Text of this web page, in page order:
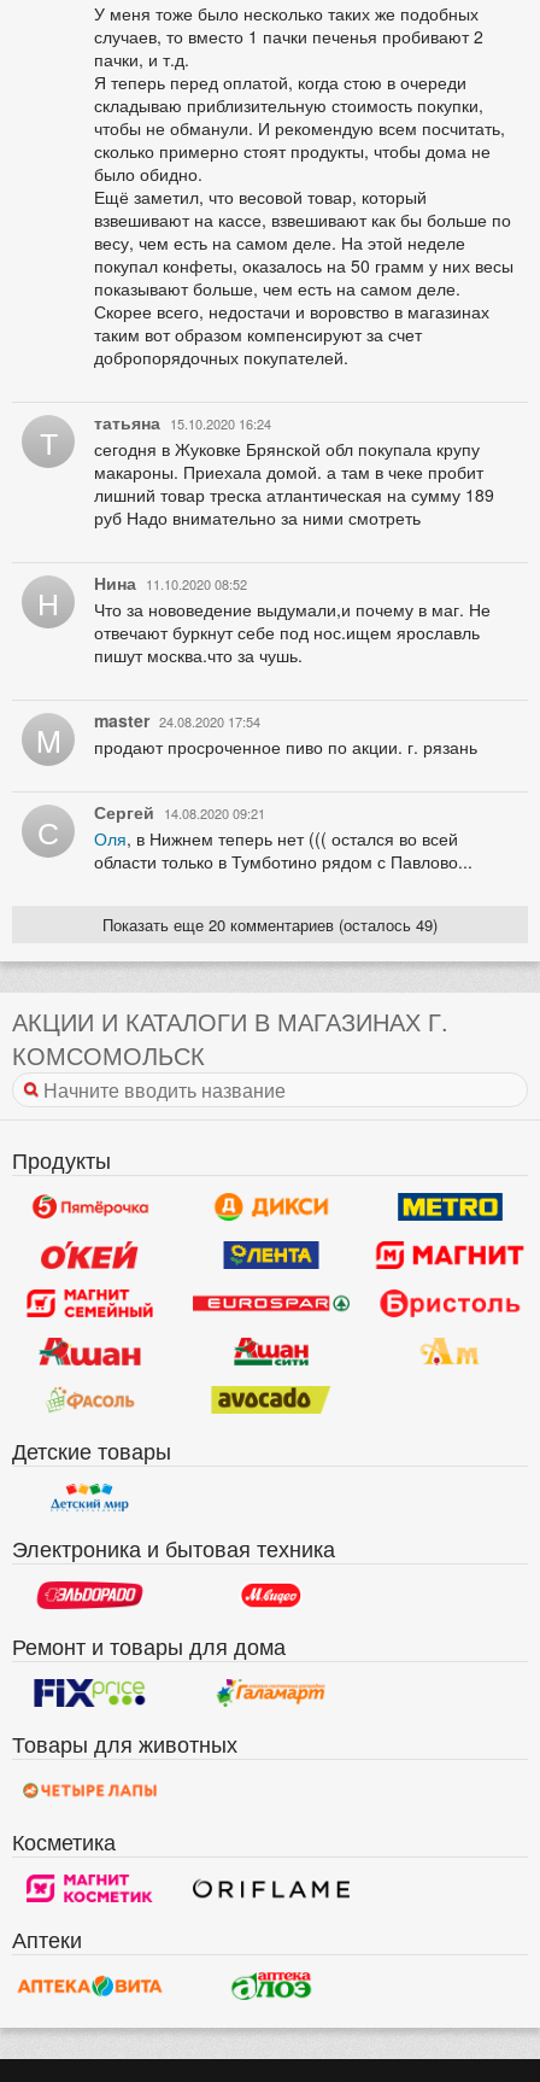
У меня тоже было несколько таких же подобных
случаев, то вместо 1 пачки печенья пробивают 2
пачки, и т.д.
Я теперь перед оплатой, когда стою в очереди
складываю приблизительную стоимость покупки,
чтобы не обманули. И рекомендую всем посчитать,
сколько примерно стоят продукты, чтобы дома не
было обидно.
Ещё заметил, что весовой товар, который
взвешивают на кассе, взвешивают как бы больше по
весу, чем есть на самом деле. На этой неделе
покупал конфеты, оказалось на 50 грамм у них весы
показывают больше, чем есть на самом деле.
Скорее всего, недостачи и воровство в магазинах
таким вот образом компенсируют за счет
добропорядочных покупателей.
Т татьяна 15.10.2020 16:24
сегодня в Жуковке Брянской обл покупала крупу
макароны. Приехала домой. а там в чеке пробит
лишний товар треска атлантическая на сумму 189
руб Надо внимательно за ними смотреть
Н Нина 11.10.2020 08:52
Что за нововедение выдумали,и почему в маг. Не
отвечают буркнут себе под нос.ищем ярославль
пишут москва.что за чушь.
M master 24.08.2020 17:54
продают просроченное пиво по акции. г. рязань
С Сергей 14.08.2020 09:21
Оля, в Нижнем теперь нет ((( остался во всей
области только в Тумботино рядом с Павлово...
Показать еще 20 комментариев (осталось 49)
АКЦИИ И КАТАЛОГИ В МАГАЗИНАХ Г.
КОМСОМОЛЬСК
Продукты
Детские товары
Электроника и бытовая техника
Ремонт и товары для дома
Товары для животных
Косметика
Аптеки